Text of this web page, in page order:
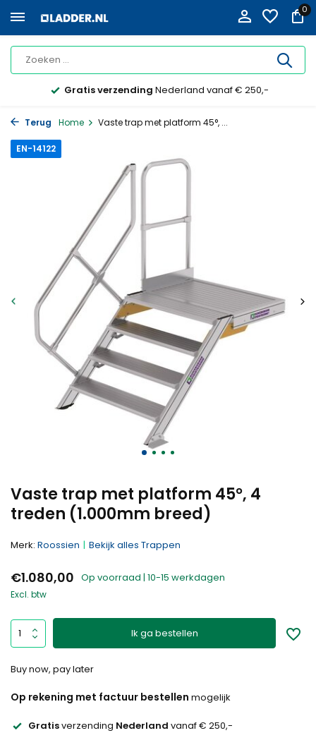
0
Gratis verzending Nederland vanaf € 250,-
Terug Home Vaste trap met platform 45°, ...
Vaste trap met platform 45°, 4
treden (1.000mm breed)
EN-14122
Merk: Roossien Bekijk alles Trappen
€1.080,00 Op voorraad | 10-15 werkdagen
Excl. btw
Ik ga bestellen
Buy now, pay later
Op rekening met factuur bestellen mogelijk
Gratisverzending Nederland vanaf € 250,-